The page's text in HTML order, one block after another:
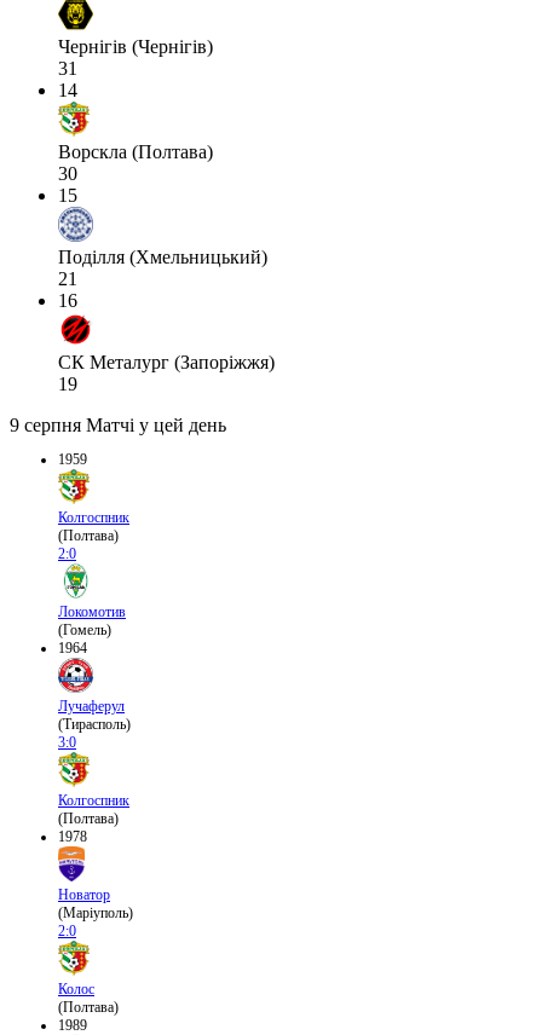
Чернігів (Чернігів)
31
14
Ворскла (Полтава)
30
15
Поділля (Хмельницький)
21
16
СК Металург (Запоріжжя)
19
9 серпня Матчі у цей день
1959
Колгоспник
(Полтава)
2:0
Локомотив
(Гомель)
1964
Лучаферул
(Тирасполь)
3:0
Колгоспник
(Полтава)
1978
Новатор
(Маріуполь)
2:0
Колос
(Полтава)
1989